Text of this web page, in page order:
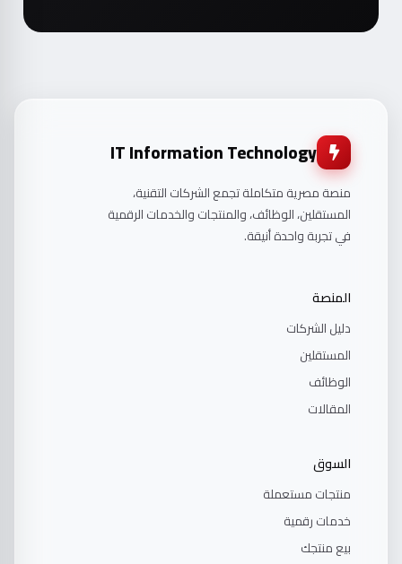
IT Information Technology
منصة مصرية متكاملة تجمع الشركات التقنية،
المستقلين، الوظائف، والمنتجات والخدمات الرقمية
في تجربة واحدة أنيقة.
المنصة
دليل الشركات
المستقلين
الوظائف
المقالات
السوق
منتجات مستعملة
خدمات رقمية
بيع منتجك